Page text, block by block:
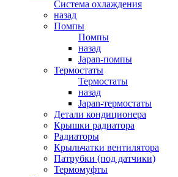
Система охлаждения
назад
Помпы
Помпы
назад
Japan-помпы
Термостаты
Термостаты
назад
Japan-термостаты
Детали кондиционера
Крышки радиатора
Радиаторы
Крыльчатки вентилятора
Патрубки (под датчики)
Термомуфты